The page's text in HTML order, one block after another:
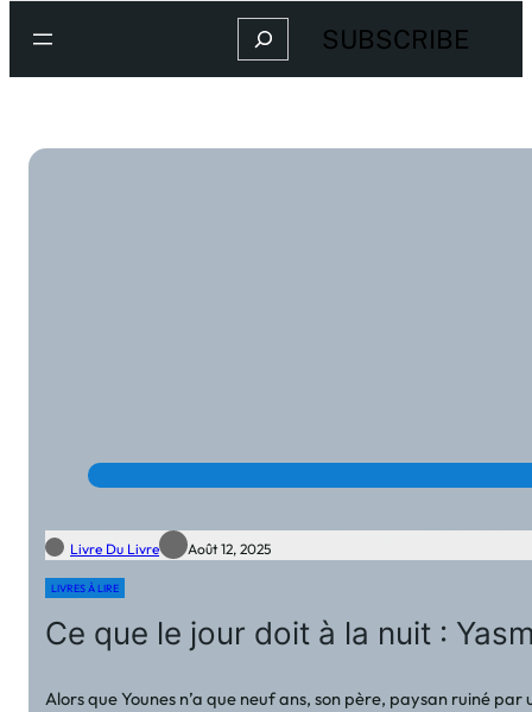
Search SUBSCRIBE
Livre Du Livre Août 12, 2025
LIVRES À LIRE
Ce que le jour doit à la nuit :
Alors que Younes n’a que neuf ans, son père, paysan ruiné